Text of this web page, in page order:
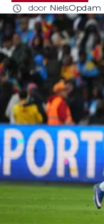
door NielsOpdam